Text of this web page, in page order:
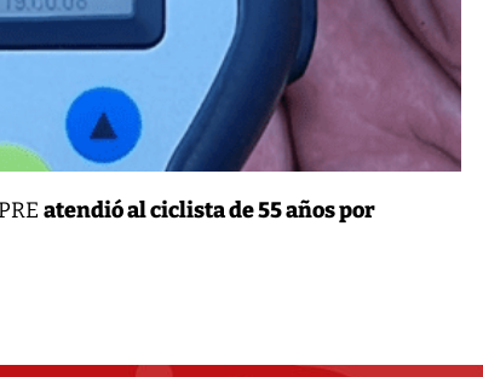
atendió al ciclista de 55 años por